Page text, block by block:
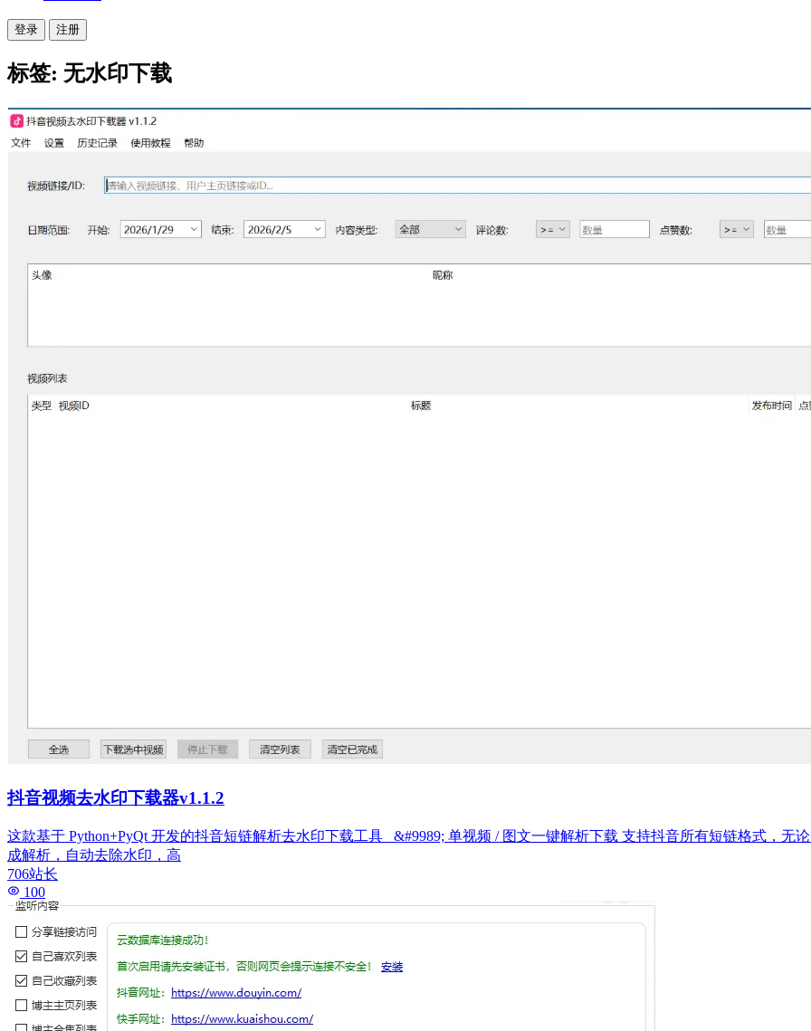
登录 注册
标签: 无水印下载
抖音视频去水印下载器v1.1.2
这款基于 Python+PyQt 开发的抖音短链解析去水印下载工具 &#9989; 单视频 / 图文一键解析下载 支持抖音所有短链格式，无
成解析，自动去除水印，高
706站长
100